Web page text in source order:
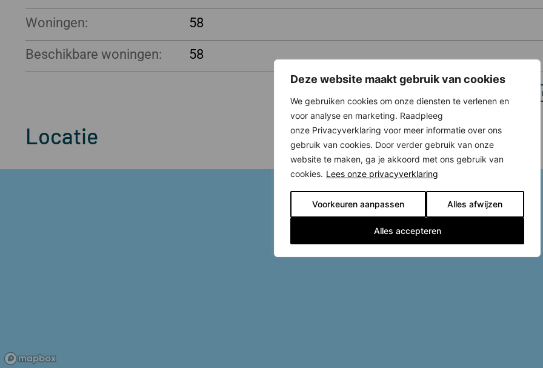
Deze website maakt gebruik van cookies
We gebruiken cookies om onze diensten te verlenen en
voor analyse en marketing. Raadpleeg
onze Privacyverklaring voor meer informatie over ons
gebruik van cookies. Door verder gebruik van onze
website te maken, ga je akkoord met ons gebruik van
cookies. Lees onze privacyverklaring
Voorkeuren aanpassen Alles afwijzen
Alles accepteren
Woningen: 58
Beschikbare woningen: 58
Locatie